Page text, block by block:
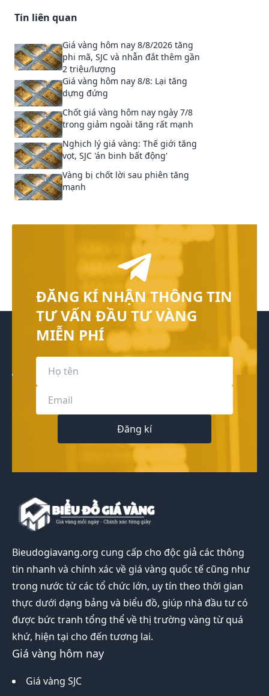
Tin liên quan
Giá vàng hôm nay 8/8/2026 tăng
phi mã, SJC và nhẫn đắt thêm gần
2 triệu/lượng
Giá vàng hôm nay 8/8: Lại tăng
dựng đứng
Chốt giá vàng hôm nay ngày 7/8
trong giảm ngoài tăng rất mạnh
Nghịch lý giá vàng: Thế giới tăng
vọt, SJC 'án binh bất động'
Vàng bị chốt lời sau phiên tăng
mạnh
ĐĂNG KÍ NHẬN THÔNG TIN
TƯ VẤN ĐẦU TƯ VÀNG
MIỄN PHÍ
Đăng kí
Bieudogiavang.org cung cấp cho độc giả các thông
tin nhanh và chính xác về giá vàng quốc tế cũng như
trong nước từ các tổ chức lớn, uy tín theo thời gian
thực dưới dạng bảng và biểu đồ, giúp nhà đầu tư có
được bức tranh tổng thể về thị trường vàng từ quá
khứ, hiện tại cho đến tương lai.
Giá vàng hôm nay
Giá vàng SJC